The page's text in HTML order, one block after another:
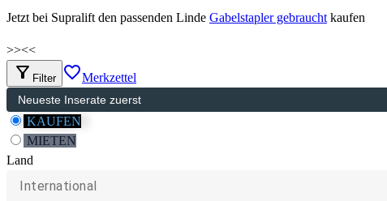
Jetzt bei Supralift den passenden Linde Gabelstapler gebrauchtkaufen
>><<
filter_alt Filter favorite_borderMerkzettel
KAUFEN
MIETEN
Land
International